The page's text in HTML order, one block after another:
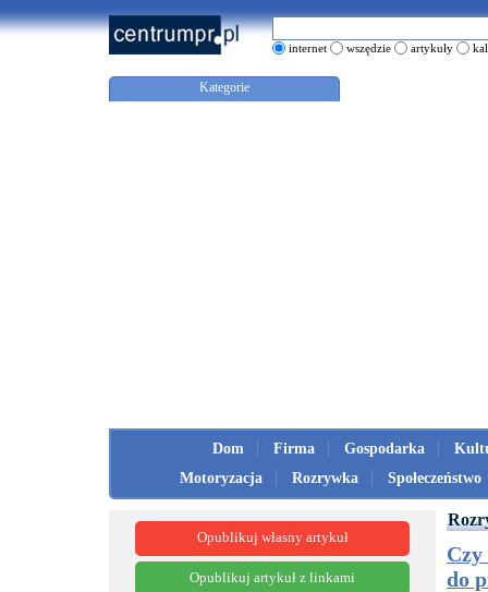
internet wszędzie artykuły
Kategorie
Dom Firma Gospodarka
Motoryzacja
Rozrywka Społeczeństwo
Czy
do
Opublikuj własny artykuł
Opublikuj artykuł z linkami